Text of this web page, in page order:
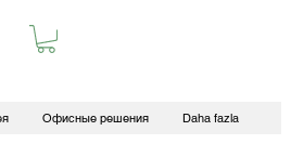
Офисные решения Daha fazla